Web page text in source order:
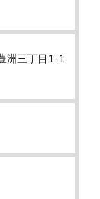
洲三丁目1-1